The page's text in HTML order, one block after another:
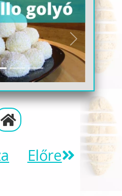
Next
Előre